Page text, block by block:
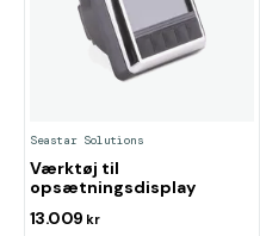
Seastar Solutions
Værktøj til
opsætningsdisplay
13.009 kr